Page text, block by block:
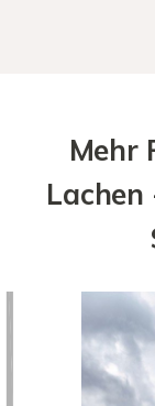
Mehr